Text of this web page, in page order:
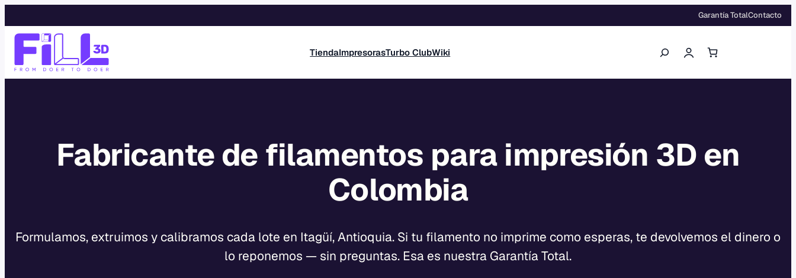
al
contenido
Garantía TotalContacto
TiendaImpresorasTurbo ClubWiki Buscar
Fabricante de filamentos para impresión 3D en
Colombia
Formulamos, extruimos y calibramos cada lote en Itagüí, Antioquia. Si tu filamento no imprime como esperas, te devolvemos el dinero o
lo reponemos — sin preguntas. Esa es nuestra Garantía Total.